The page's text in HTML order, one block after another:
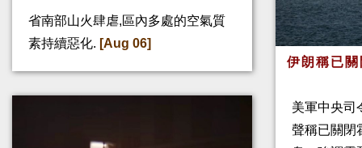
省南部山火肆虐,區內多處的空氣質
素持續惡化. [Aug 06]
伊朗稱已
美軍中央司
聲稱已關閉